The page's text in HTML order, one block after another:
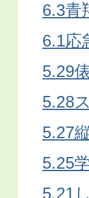
6.3青
6.1応
5.29
5.28
5.27
5.25
5.21